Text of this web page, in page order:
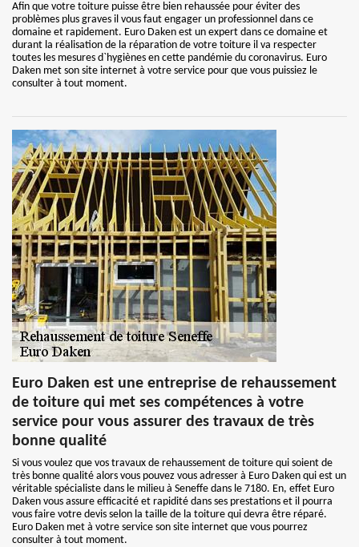
Afin que votre toiture puisse être bien rehaussée pour éviter des
problèmes plus graves il vous faut engager un professionnel dans ce
domaine et rapidement. Euro Daken est un expert dans ce domaine et
durant la réalisation de la réparation de votre toiture il va respecter
toutes les mesures d`hygiènes en cette pandémie du coronavirus. Euro
Daken met son site internet à votre service pour que vous puissiez le
consulter à tout moment.
Euro Daken est une entreprise de rehaussement
de toiture qui met ses compétences à votre
service pour vous assurer des travaux de très
bonne qualité
Si vous voulez que vos travaux de rehaussement de toiture qui soient de
très bonne qualité alors vous pouvez vous adresser à Euro Daken qui est un
véritable spécialiste dans le milieu à Seneffe dans le 7180. En, effet Euro
Daken vous assure efficacité et rapidité dans ses prestations et il pourra
vous faire votre devis selon la taille de la toiture qui devra être réparé.
Euro Daken met à votre service son site internet que vous pourrez
consulter à tout moment.